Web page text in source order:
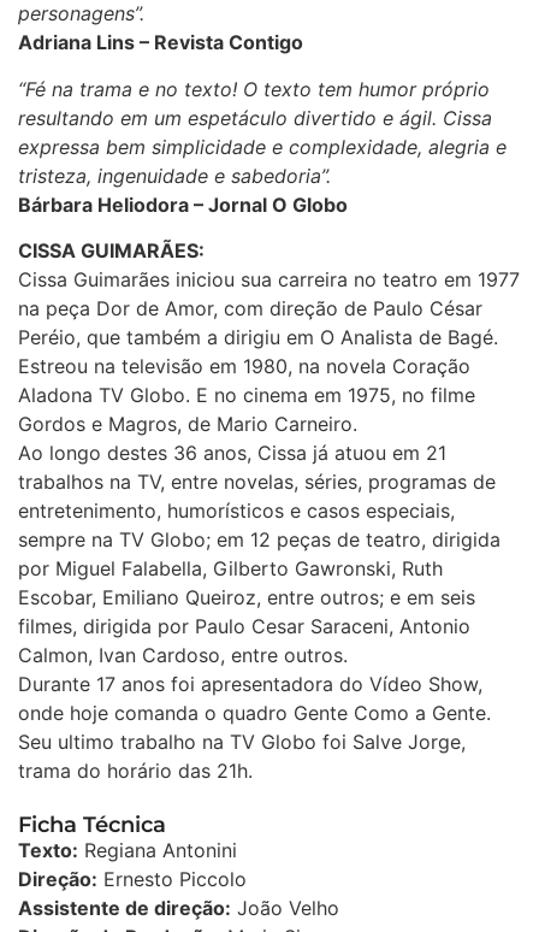
personagens”.
Adriana Lins – Revista Contigo
“Fé na trama e no texto! O texto tem humor próprio
resultando em um espetáculo divertido e ágil. Cissa
expressa bem simplicidade e complexidade, alegria e
tristeza, ingenuidade e sabedoria”.
Bárbara Heliodora – Jornal O Globo
CISSA GUIMARÃES:
Cissa Guimarães iniciou sua carreira no teatro em 1977
na peça Dor de Amor, com direção de Paulo César
Peréio, que também a dirigiu em O Analista de Bagé.
Estreou na televisão em 1980, na novela Coração
Aladona TV Globo. E no cinema em 1975, no filme
Gordos e Magros, de Mario Carneiro.
Ao longo destes 36 anos, Cissa já atuou em 21
trabalhos na TV, entre novelas, séries, programas de
entretenimento, humorísticos e casos especiais,
sempre na TV Globo; em 12 peças de teatro, dirigida
por Miguel Falabella, Gilberto Gawronski, Ruth
Escobar, Emiliano Queiroz, entre outros; e em seis
filmes, dirigida por Paulo Cesar Saraceni, Antonio
Calmon, Ivan Cardoso, entre outros.
Durante 17 anos foi apresentadora do Vídeo Show,
onde hoje comanda o quadro Gente Como a Gente.
Seu ultimo trabalho na TV Globo foi Salve Jorge,
trama do horário das 21h.
Ficha Técnica
Texto: Regiana Antonini
Direção: Ernesto Piccolo
Assistente de direção: João Velho